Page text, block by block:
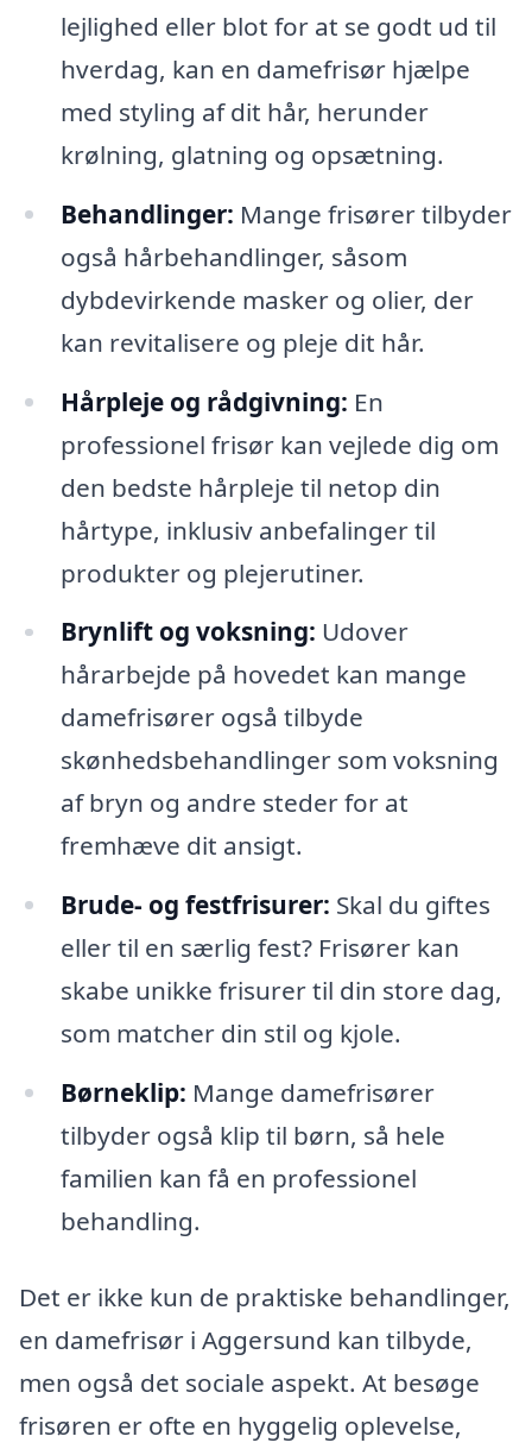
lejlighed eller blot for at se godt ud til
hverdag, kan en damefrisør hjælpe
med styling af dit hår, herunder
krølning, glatning og opsætning.
Behandlinger: Mange frisører tilbyder
også hårbehandlinger, såsom
dybdevirkende masker og olier, der
kan revitalisere og pleje dit hår.
Hårpleje og rådgivning: En
professionel frisør kan vejlede dig om
den bedste hårpleje til netop din
hårtype, inklusiv anbefalinger til
produkter og plejerutiner.
Brynlift og voksning: Udover
hårarbejde på hovedet kan mange
damefrisører også tilbyde
skønhedsbehandlinger som voksning
af bryn og andre steder for at
fremhæve dit ansigt.
Brude- og festfrisurer: Skal du giftes
eller til en særlig fest? Frisører kan
skabe unikke frisurer til din store dag,
som matcher din stil og kjole.
Børneklip: Mange damefrisører
tilbyder også klip til børn, så hele
familien kan få en professionel
behandling.
Det er ikke kun de praktiske behandlinger,
en damefrisør i Aggersund kan tilbyde,
men også det sociale aspekt. At besøge
frisøren er ofte en hyggelig oplevelse,